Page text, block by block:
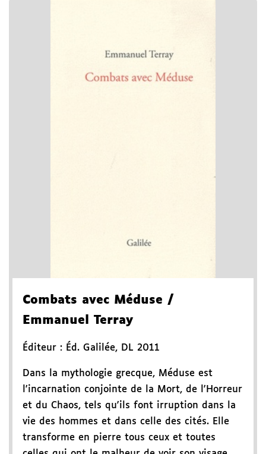
Combats avec Méduse /
Emmanuel Terray
Éditeur : Éd. Galilée, DL 2011
Dans la mythologie grecque, Méduse est
l'incarnation conjointe de la Mort, de l'Horreur
et du Chaos, tels qu'ils font irruption dans la
vie des hommes et dans celle des cités. Elle
transforme en pierre tous ceux et toutes